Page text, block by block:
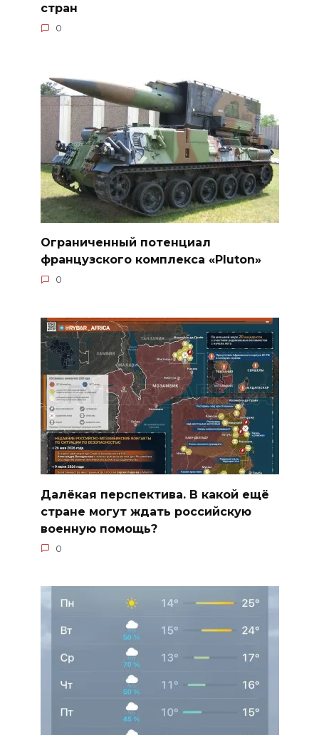
стран
0
Ограниченный потенциал
французского комплекса «Pluton»
0
Далёкая перспектива. В какой ещё
стране могут ждать российскую
военную помощь?
0